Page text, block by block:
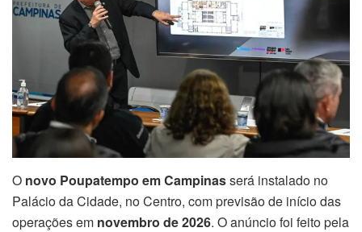
O novo Poupatempo em Campinasserá instalado no
Palácio da Cidade, no Centro, com previsão de início das
operações em novembro de 2026. O anúncio foi feito pela